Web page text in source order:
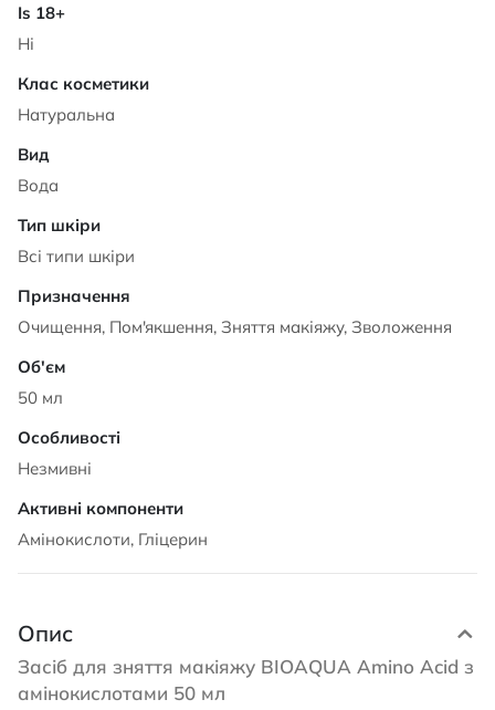
Ні
Натуральна
Вода
Всі типи шкіри
Очищення, Пом'якшення, Зняття макіяжу, Зволоження
50 мл
Незмивні
Амінокислоти, Гліцерин
Опис
Засіб для зняття макіяжу BIOAQUA Amino Acid з
амінокислотами 50 мл